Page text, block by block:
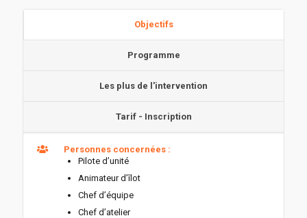
Objectifs
Programme
Les plus de l'intervention
Tarif - Inscription
Personnes concernées :
Pilote d’unité
Animateur d’îlot
Chef d’équipe
Chef d’atelier